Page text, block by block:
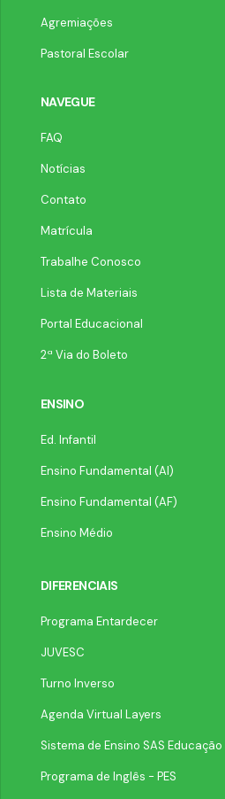
Agremiações
Pastoral Escolar
NAVEGUE
FAQ
Notícias
Contato
Matrícula
Trabalhe Conosco
Lista de Materiais
Portal Educacional
2ª Via do Boleto
ENSINO
Ed. Infantil
Ensino Fundamental (AI)
Ensino Fundamental (AF)
Ensino Médio
DIFERENCIAIS
Programa Entardecer
JUVESC
Turno Inverso
Agenda Virtual Layers
Sistema de Ensino SAS Educação
Programa de Inglês - PES